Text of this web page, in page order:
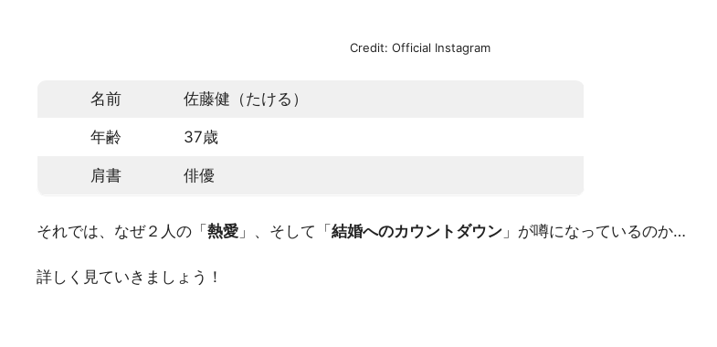
Credit: Official Instagram
名前 佐藤健（たける）
年齢 37歳
肩書 俳優
それでは、なぜ２人の「熱愛 」、そして「結婚へのカウントダウン 」が噂になっているのか…
詳しく見ていきましょう！